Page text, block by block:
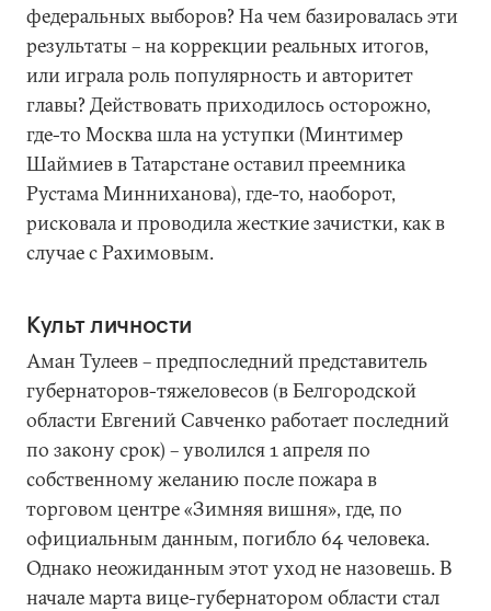
федеральных выборов? На чем базировалась эти
результаты – на коррекции реальных итогов,
или играла роль популярность и авторитет
главы? Действовать приходилось осторожно,
где-то Москва шла на уступки (Минтимер
Шаймиев в Татарстане оставил преемника
Рустама Минниханова), где-то, наоборот,
рисковала и проводила жесткие зачистки, как в
случае с Рахимовым.
Культ личности
Аман Тулеев – предпоследний представитель
губернаторов-тяжеловесов (в Белгородской
области Евгений Савченко работает последний
по закону срок) – уволился 1 апреля по
собственному желанию после пожара в
торговом центре «Зимняя вишня», где, по
официальным данным, погибло 64 человека.
Однако неожиданным этот уход не назовешь. В
начале марта вице-губернатором области стал